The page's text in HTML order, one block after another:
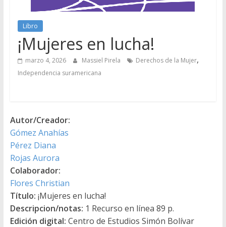
Libro
¡Mujeres en lucha!
marzo 4, 2026 Massiel Pirela Derechos de la Mujer,
Independencia suramericana
Autor/Creador:
Gómez Anahías
Pérez Diana
Rojas Aurora
Colaborador:
Flores Christian
Título: ¡Mujeres en lucha!
Descripcion/notas: 1 Recurso en línea 89 p.
Edición digital: Centro de Estudios Simón Bolívar